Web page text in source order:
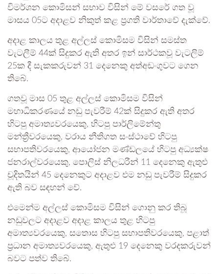
විමර්ශන කොමිසන් සභාව විසින් මේ වසරේ ගත වූ
මාසය 05ට අදාළව නිකුත් කළ ප්‍රගති වාර්තාවේ දැක්වේ.
අදාළ කාලය තුළ අල්ලස් කොමිසම විසින් සමස්ත
වැටලීම් 44ක් සිදුකර ඇති අතර ඉන් සාර්ථකවූ වැටලිම්
25ක දී සැකකරුවන් 31 දෙනෙකු අත්අඩංගුවට ගෙන
තිබේ.
ගතවූ මාස 05 තුළ අල්ලස් කොමිසම විසින්
මහාධිකරණයේ නඩු පැවරීම් 42ක් සිදුකර ඇති අතර
හිටපු අමාත්‍යවරයෙකු, හිටපු පාර්ලිමේන්තු
මන්ත්‍රීවරයෙකු, වරාය නීතිගත සංස්ථාවේ හිටපු
සභාපතිවරයෙකු, ආයෝජන මණ්ඩලයේ හිටපු අධ්‍යක්ෂ
ජනරාල්වරයෙකු, පොලිස් නිලධරීන් 11 දෙනෙකු ඇතුළු
චූදිතයින් 45 දෙනෙකුට අදාළව එම නඩු පැවරීම් සිදුකර
ඇති බව සඳහන් වේ.
එමෙන්ම අල්ලස් කොමිසම විසින් ගොනු කර තිබූ
නඩුවලට අදාළව අදාළ කාලය තුළ හිටපු
අමාත්‍යවරයෙකු, සතොස හිටපු සභාපතිවරයෙකු, පළාත්
ප්‍රධාන අමාත්‍යවරයෙකු, ඇතුළු 19 දෙනෙකු වරදකරුවන්
බවට පත්ව තිබේ.